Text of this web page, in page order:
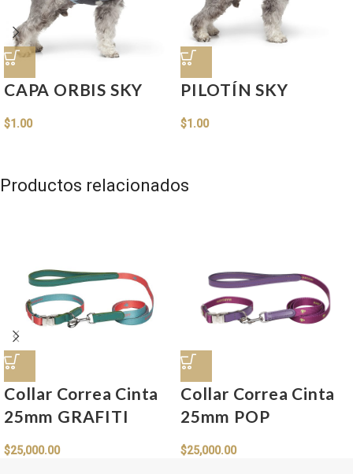
CAPA ORBIS SKY
$1.00
PILOTÍN SKY
$1.00
Productos relacionados
Collar Correa Cinta
25mm GRAFITI
$25,000.00
Collar Correa Cinta
25mm POP
$25,000.00